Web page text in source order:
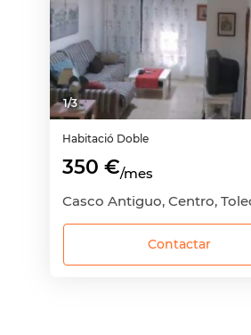
1/3
Habitació Doble
350 €/mes
Contactar